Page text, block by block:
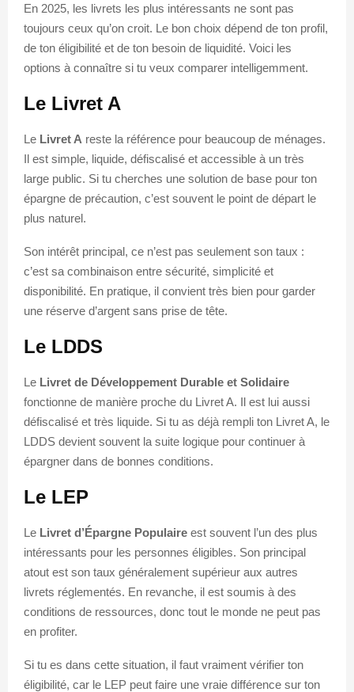
En 2025, les livrets les plus intéressants ne sont pas
toujours ceux qu’on croit. Le bon choix dépend de ton profil,
de ton éligibilité et de ton besoin de liquidité. Voici les
options à connaître si tu veux comparer intelligemment.
Le Livret A
Le Livret A reste la référence pour beaucoup de ménages.
Il est simple, liquide, défiscalisé et accessible à un très
large public. Si tu cherches une solution de base pour ton
épargne de précaution, c’est souvent le point de départ le
plus naturel.
Son intérêt principal, ce n’est pas seulement son taux :
c’est sa combinaison entre sécurité, simplicité et
disponibilité. En pratique, il convient très bien pour garder
une réserve d’argent sans prise de tête.
Le LDDS
Le Livret de Développement Durable et Solidaire
fonctionne de manière proche du Livret A. Il est lui aussi
défiscalisé et très liquide. Si tu as déjà rempli ton Livret A, le
LDDS devient souvent la suite logique pour continuer à
épargner dans de bonnes conditions.
Le LEP
Le Livret d’Épargne Populaire est souvent l’un des plus
intéressants pour les personnes éligibles. Son principal
atout est son taux généralement supérieur aux autres
livrets réglementés. En revanche, il est soumis à des
conditions de ressources, donc tout le monde ne peut pas
en profiter.
Si tu es dans cette situation, il faut vraiment vérifier ton
éligibilité, car le LEP peut faire une vraie différence sur ton